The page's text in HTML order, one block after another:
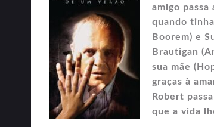
amigo
quando
Boorem) e
Brautigan
sua mãe
graças à
Robert
que a vida